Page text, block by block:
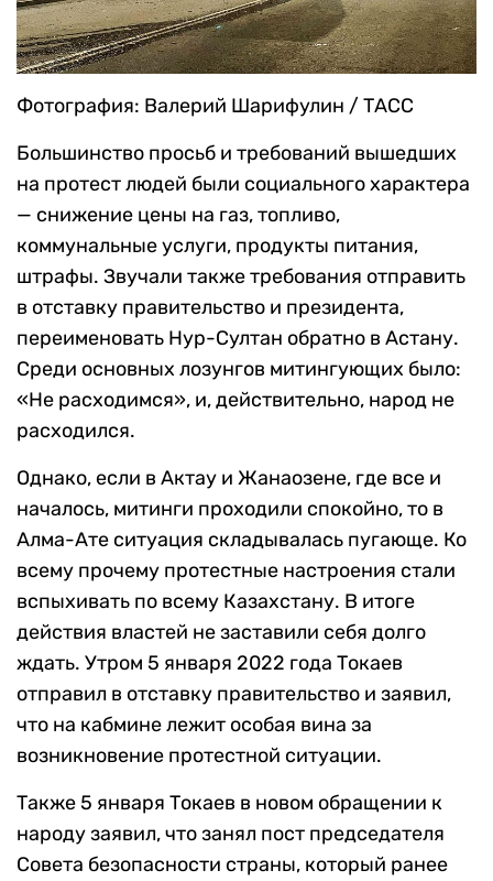
Фотография: Валерий Шарифулин / ТАСС
Большинство просьб и требований вышедших
на протест людей были социального характера
— снижение цены на газ, топливо,
коммунальные услуги, продукты питания,
штрафы. Звучали также требования отправить
в отставку правительство и президента,
переименовать Нур-Султан обратно в Астану.
Среди основных лозунгов митингующих было:
«Не расходимся», и, действительно, народ не
расходился.
Однако, если в Актау и Жанаозене, где все и
началось, митинги проходили спокойно, то в
Алма-Ате ситуация складывалась пугающе. Ко
всему прочему протестные настроения стали
вспыхивать по всему Казахстану. В итоге
действия властей не заставили себя долго
ждать. Утром 5 января 2022 года Токаев
отправил в отставку правительство и заявил,
что на кабмине лежит особая вина за
возникновение протестной ситуации.
Также 5 января Токаев в новом обращении к
народу заявил, что занял пост председателя
Совета безопасности страны, который ранее